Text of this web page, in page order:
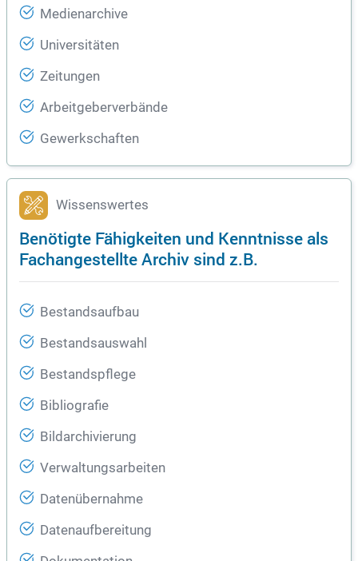
Medienarchive
Universitäten
Zeitungen
Arbeitgeberverbände
Gewerkschaften
Wissenswertes
Benötigte Fähigkeiten und Kenntnisse als
Fachangestellte Archiv sind z.B.
Bestandsaufbau
Bestandsauswahl
Bestandspflege
Bibliografie
Bildarchivierung
Verwaltungsarbeiten
Datenübernahme
Datenaufbereitung